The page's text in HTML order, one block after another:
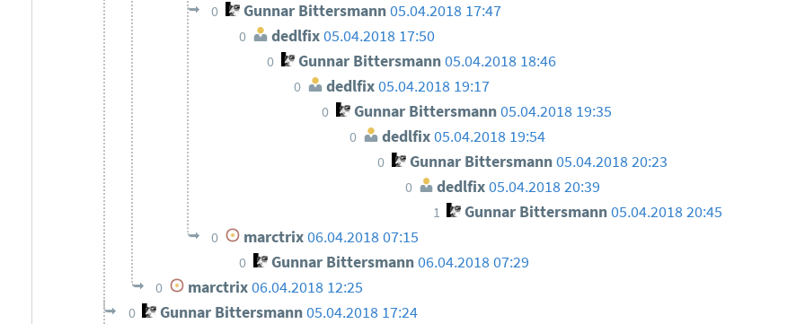
0 Gunnar Bittersmann05.04.2018 17:47
0 dedlfix 05.04.2018 17:50
0 Gunnar Bittersmann05.04.2018 18:46
0 dedlfix05.04.2018 19:17
0 Gunnar Bittersmann05.04.2018 19:35
0 dedlfix05.04.2018 19:54
0 Gunnar Bittersmann05.04.2018 20:23
0 dedlfix 05.04.2018 20:39
1 Gunnar Bittersmann05.04.2018 20:45
0 marctrix06.04.2018 07:15
0 Gunnar Bittersmann 06.04.2018 07:29
0 marctrix06.04.2018 12:25
0 Gunnar Bittersmann05.04.2018 17:24